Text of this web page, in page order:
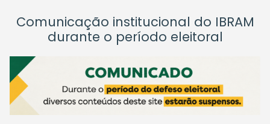
Comunicação institucional do IBRAM
durante o período eleitoral